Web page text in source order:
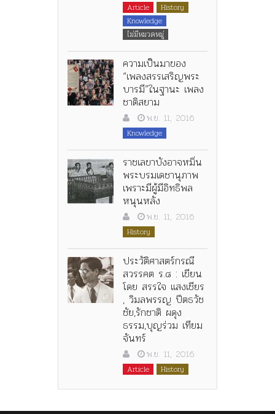
Article
History
Knowledge
ไม่มีหมวดหมู่
ความเป็นมาของ
“เพลงสรรเสริญพระ
บารมี”ในฐานะ เพลง
ชาติสยาม
พ.ย. 11, 2016
Knowledge
ราชเลขาบังอาจหมิ่น
พระบรมเดชานุภาพ
เพราะมีผู้มีอิทธิพล
หนุนหลัง
พ.ย. 11, 2016
History
ประวัติศาสตร์กรณี
สวรรคต ร.๘ : เขียน
โดย สรรใจ แสงเชียร
, วิมลพรรญ ปีตธวัช
ชัย,รักชาติ ผดุง
ธรรม,บุญร่วม เทียม
จันทร์
พ.ย. 11, 2016
Article History